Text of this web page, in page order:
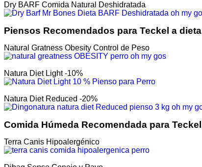
Dry BARF Comida Natural Deshidratada
Piensos Recomendados para Teckel a dieta
Natural Gratness Obesity Control de Peso
Natura Diet Light -10%
Natura Diet Reduced -20%
Comida Húmeda Recomendada para Teckel
Terra Canis Hipoalergénico